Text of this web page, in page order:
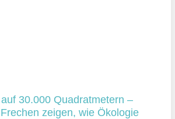
30.000 Quadratmetern –
zeigen, wie Ökologie